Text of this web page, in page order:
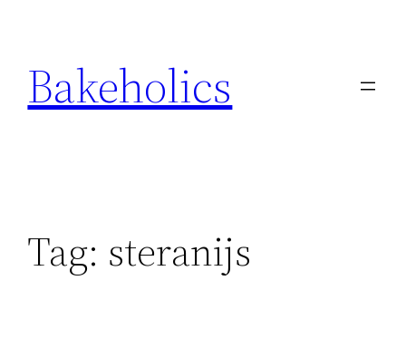
inhoud
Bakeholics
Tag: steranijs